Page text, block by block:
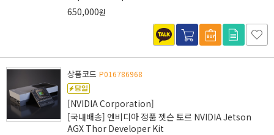
650,000원
상품코드 P016786968
[NVIDIA Corporation]
[국내배송] 엔비디아 정품 젯슨 토르 NVIDIA Jetson
AGX Thor Developer Kit